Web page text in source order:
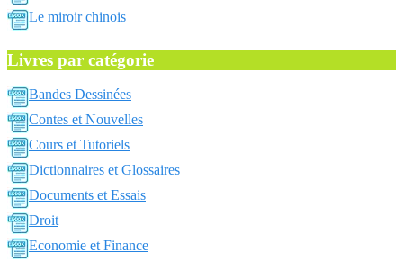
Le miroir chinois
Livres par catégorie
Bandes Dessinées
Contes et Nouvelles
Cours et Tutoriels
Dictionnaires et Glossaires
Documents et Essais
Droit
Economie et Finance